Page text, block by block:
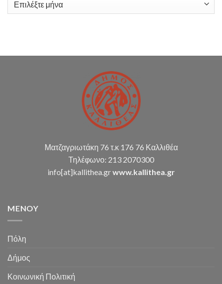
υποστήριξης
σύνταξη
καταστάσεων
κ.α.)
Ματζαγριωτάκη 76 τ.κ 176 76 Καλλιθέα
Τηλέφωνο: 213 2070300
info[at]kallithea.grwww.kallithea.gr
MENOY
Πόλη
Δήμος
Κοινωνική Πολιτική